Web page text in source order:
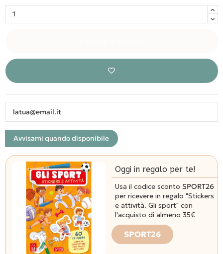
Oggi in regalo per te!
Usa il codice sconto SPORT26
per ricevere in regalo "Stickers
e attività. Gli sport" con
l'acquisto di almeno 35€
SPORT26